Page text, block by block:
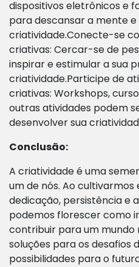
dispositivos eletrônicos e
para descansar a mente
criatividade.Conecte-se
criativas: Cercar-se de
inspirar e estimular a sua
criatividade.Participe de
criativas: Workshops,
outras atividades podem
desenvolver sua
Conclusão:
A criatividade é uma
um de nós. Ao
dedicação, persistência e
podemos florescer como
contribuir para um mundo
soluções para os desafios
possibilidades para o